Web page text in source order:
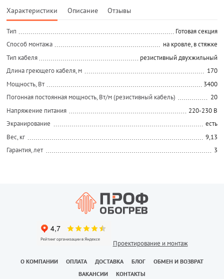
Характеристики Описание Отзывы
Тип
Готовая секция
Способ монтажа
на кровле, в стяжке
Тип кабеля
резистивный двухжильный
Длина греющего кабеля, м
170
Мощность, Вт
3400
Погонная постоянная мощность, Вт/м (резистивный кабель)
20
Напряжение питания
220-230 В
Экранирование
есть
Вес, кг
9,13
Гарантия, лет
3
Проектирование и монтаж
О КОМПАНИИ ОПЛАТА ДОСТАВКА БЛОГ
ОБМЕН И ВОЗВРАТ
ВАКАНСИИ
КОНТАКТЫ